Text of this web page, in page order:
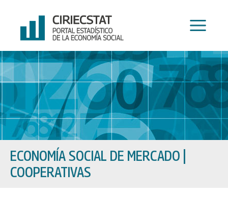
contenido
ECONOMÍA SOCIAL DE MERCADO
COOPERATIVAS